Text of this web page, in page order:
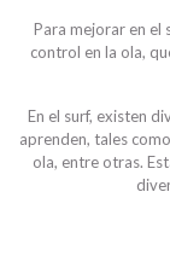
Para mejorar en el
control en la ola,
En el surf, existen
aprenden, tales
ola, entre otras.